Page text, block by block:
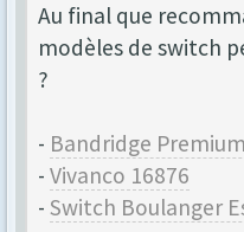
Au final que
modèles de switch
?
- Bandridge
- Vivanco 16876
- Switch Boulanger